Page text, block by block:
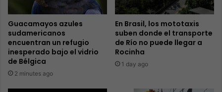
Guacamayos azules
sudamericanos
encuentran un refugio
inesperado bajo el vidrio
de Bélgica
2 minutes ago
En Brasil, los mototaxis
suben donde el transporte
de Río no puede llegar a
Rocinha
1 day ago